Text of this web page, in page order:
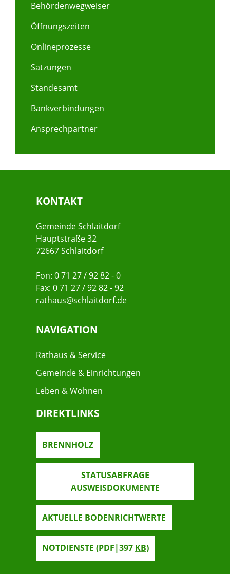
Behördenwegweiser
Öffnungszeiten
Onlineprozesse
Satzungen
Standesamt
Bankverbindungen
Ansprechpartner
KONTAKT
Gemeinde Schlaitdorf
Hauptstraße 32
72667 Schlaitdorf
Fon: 0 71 27 / 92 82 - 0
Fax: 0 71 27 / 92 82 - 92
rathaus@schlaitdorf.de
NAVIGATION
Rathaus & Service
Gemeinde & Einrichtungen
Leben & Wohnen
DIREKTLINKS
BRENNHOLZ
STATUSABFRAGE
AUSWEISDOKUMENTE
AKTUELLE BODENRICHTWERTE
NOTDIENSTE (PDF|397 KB)